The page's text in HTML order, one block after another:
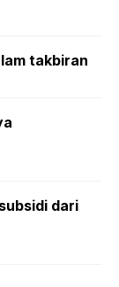
takbiran
dari